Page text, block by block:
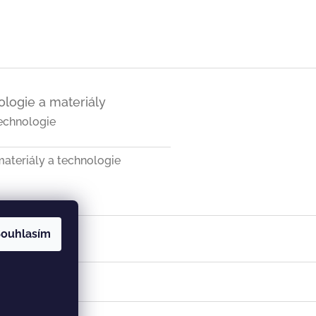
a materiály
a technologie
SK Vist v ČR